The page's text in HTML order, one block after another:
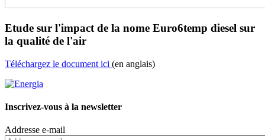
Etude sur l'impact de la nome Euro6temp diesel sur
la qualité de l'air
Téléchargez le document ici (en anglais)
Inscrivez-vous à la newsletter
Addresse e-mail